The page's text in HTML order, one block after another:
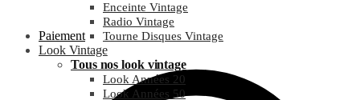
Paiement
Enceinte Vintage
Radio Vintage
Tourne Disques Vintage
Look Vintage
Tous nos look vintage
Look Années 20
Look Années 50